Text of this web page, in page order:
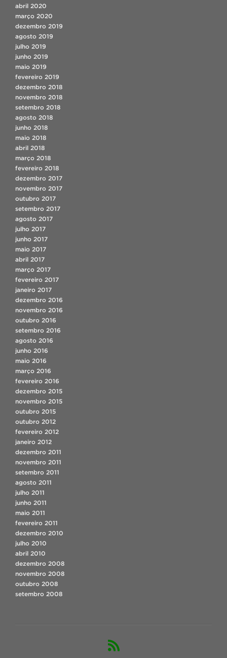
abril 2020
março 2020
dezembro 2019
agosto 2019
julho 2019
junho 2019
maio 2019
fevereiro 2019
dezembro 2018
novembro 2018
setembro 2018
agosto 2018
junho 2018
maio 2018
abril 2018
março 2018
fevereiro 2018
dezembro 2017
novembro 2017
outubro 2017
setembro 2017
agosto 2017
julho 2017
junho 2017
maio 2017
abril 2017
março 2017
fevereiro 2017
janeiro 2017
dezembro 2016
novembro 2016
outubro 2016
setembro 2016
agosto 2016
junho 2016
maio 2016
março 2016
fevereiro 2016
dezembro 2015
novembro 2015
outubro 2015
outubro 2012
fevereiro 2012
janeiro 2012
dezembro 2011
novembro 2011
setembro 2011
agosto 2011
julho 2011
junho 2011
maio 2011
fevereiro 2011
dezembro 2010
julho 2010
abril 2010
dezembro 2008
novembro 2008
outubro 2008
setembro 2008